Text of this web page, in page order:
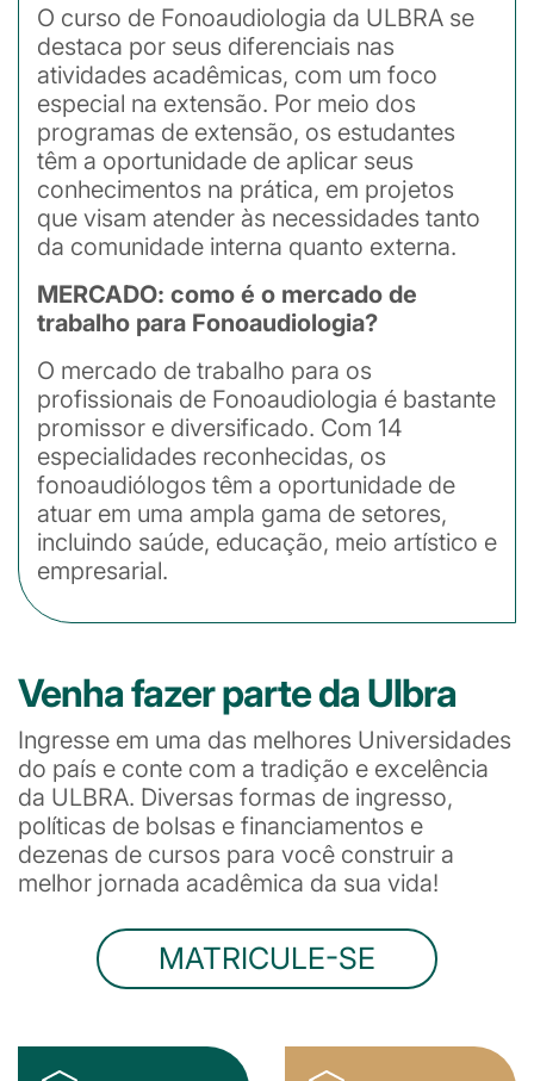
O curso de Fonoaudiologia da ULBRA se
destaca por seus diferenciais nas
atividades acadêmicas, com um foco
especial na extensão. Por meio dos
programas de extensão, os estudantes
têm a oportunidade de aplicar seus
conhecimentos na prática, em projetos
que visam atender às necessidades tanto
da comunidade interna quanto externa.
MERCADO: como é o mercado de
trabalho para Fonoaudiologia?
O mercado de trabalho para os
profissionais de Fonoaudiologia é bastante
promissor e diversificado. Com 14
especialidades reconhecidas, os
fonoaudiólogos têm a oportunidade de
atuar em uma ampla gama de setores,
incluindo saúde, educação, meio artístico e
empresarial.
Venha fazer parte da Ulbra
Ingresse em uma das melhores Universidades
do país e conte com a tradição e excelência
da ULBRA. Diversas formas de ingresso,
políticas de bolsas e financiamentos e
dezenas de cursos para você construir a
melhor jornada acadêmica da sua vida!
MATRICULE-SE